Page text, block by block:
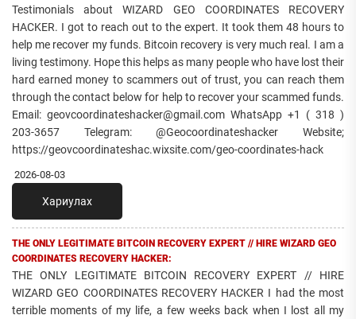
Testimonials about WIZARD GEO COORDINATES RECOVERY
HACKER. I got to reach out to the expert. It took them 48 hours to
help me recover my funds. Bitcoin recovery is very much real. I am a
living testimony. Hope this helps as many people who have lost their
hard earned money to scammers out of trust, you can reach them
through the contact below for help to recover your scammed funds.
Email: geovcoordinateshacker@gmail.com WhatsApp +1 ( 318 )
203-3657 Telegram: @Geocoordinateshacker Website;
https://geovcoordinateshac.wixsite.com/geo-coordinates-hack
2026-08-03
Хариулах
THE ONLY LEGITIMATE BITCOIN RECOVERY EXPERT // HIRE WIZARD GEO
COORDINATES RECOVERY HACKER:
THE ONLY LEGITIMATE BITCOIN RECOVERY EXPERT // HIRE
WIZARD GEO COORDINATES RECOVERY HACKER I had the most
terrible moments of my life, a few weeks back when I lost all my